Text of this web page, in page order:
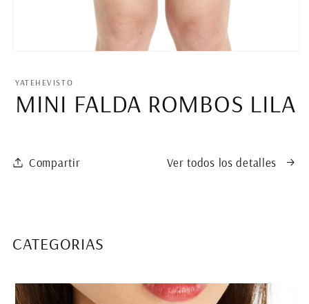
1
en
una
YATEHEVISTO
MINI FALDA ROMBOS LILA
Compartir Ver todos los detalles
CATEGORIAS